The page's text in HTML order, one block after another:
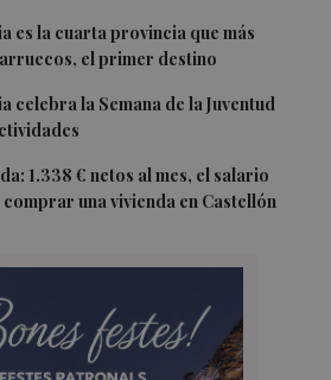
es la cuarta provincia que más
el primer destino
celebra la Semana de la Juventud
1.338 € netos al mes, el salario
una vivienda en Castellón